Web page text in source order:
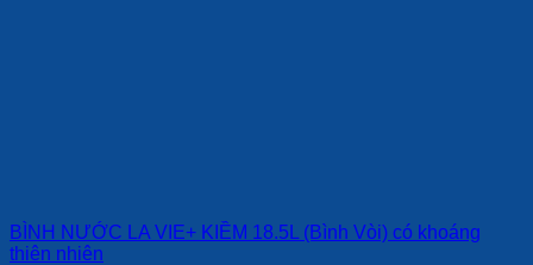
BÌNH NƯỚC LA VIE+ KIỀM 18.5L (Bình Vòi) có khoáng
thiên nhiên